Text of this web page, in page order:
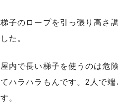
梯子のロープを引っ張り高さ
した。
屋内で長い梯子を使うのは危
てハラハラもんです。2人で
す。